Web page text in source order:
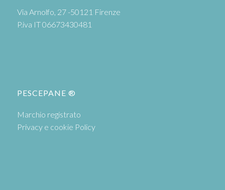
Via Arnolfo, 27 -50121 Firenze
P.iva IT 06673430481
PESCEPANE ®
Marchio registrato
Privacy e cookie Policy